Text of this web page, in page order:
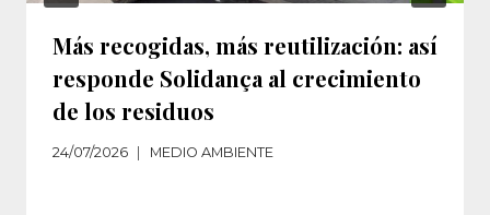
Más recogidas, más reutilización: así
responde Solidança al crecimiento
de los residuos‌
24/07/2026 MEDIO AMBIENTE